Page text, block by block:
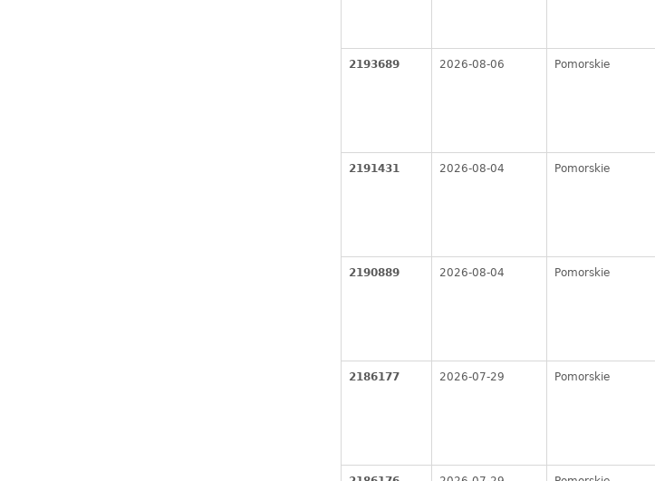
2193689 2026-08-06 Pomorskie
2191431 2026-08-04 Pomorskie
2190889 2026-08-04 Pomorskie
2186177 2026-07-29 Pomorskie